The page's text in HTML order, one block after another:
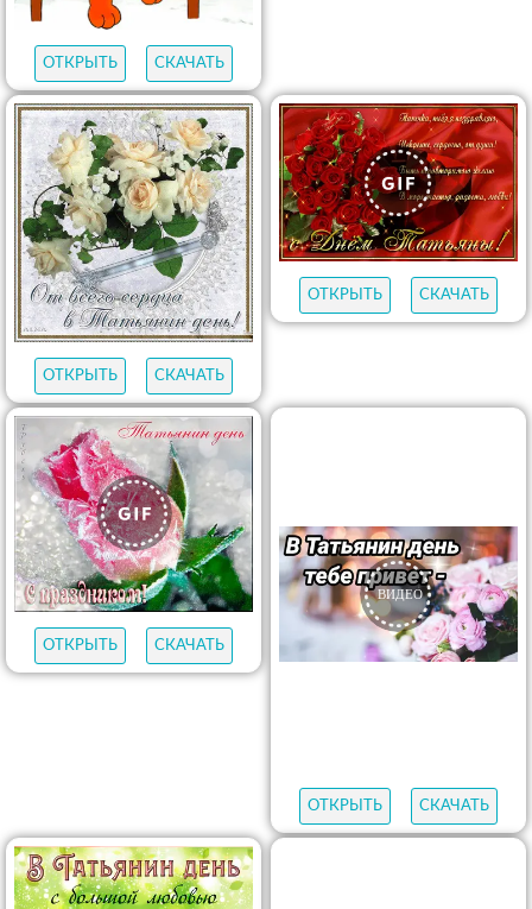
ОТКРЫТЬ СКАЧАТЬ
ОТКРЫТЬ СКАЧАТЬ
ОТКРЫТЬ СКАЧАТЬ
ОТКРЫТЬ СКАЧАТЬ
ОТКРЫТЬ СКАЧАТЬ